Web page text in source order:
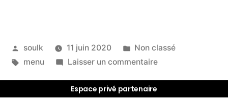
soulk 11 juin 2020
Non classé
menu
Laisser un commentaire
Espace privé partenaire